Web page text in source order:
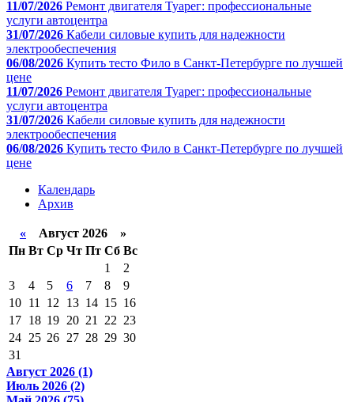
11/07/2026 Ремонт двигателя Туарег: профессиональные
услуги автоцентра
31/07/2026 Кабели силовые купить для надежности
электрообеспечения
06/08/2026 Купить тесто Фило в Санкт-Петербурге по лучшей
цене
11/07/2026 Ремонт двигателя Туарег: профессиональные
услуги автоцентра
31/07/2026 Кабели силовые купить для надежности
электрообеспечения
06/08/2026 Купить тесто Фило в Санкт-Петербурге по лучшей
цене
Календарь
Архив
« Август 2026 »
Пн Вт Ср Чт Пт Сб Вс
1
2
3
4 5 6 7 8
9
10 11 12 13 14 15 16
17 18 19 20 21 22 23
24 25 26 27 28 29 30
31
Август 2026 (1)
Июль 2026 (2)